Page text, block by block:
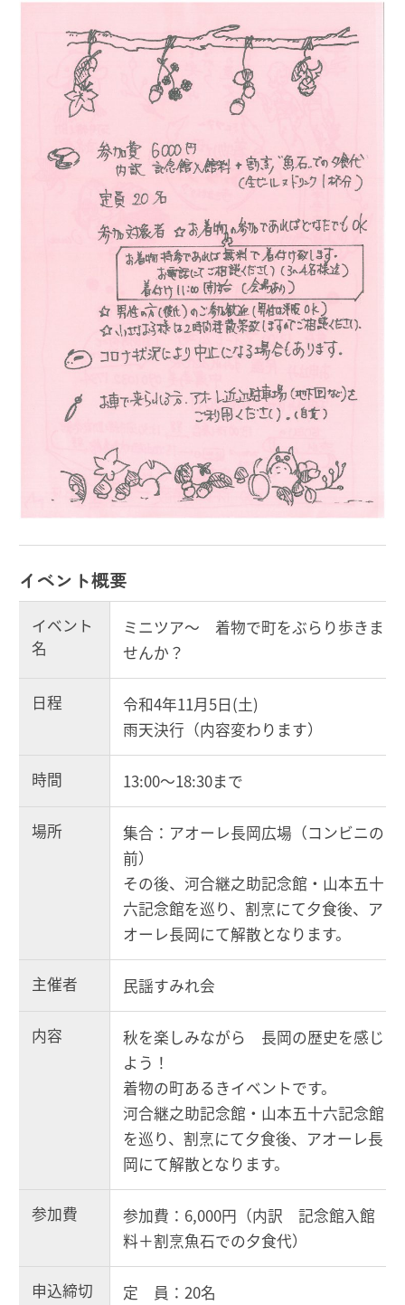
イベント概要
イベント
名
ミニツア～ 着物で町をぶらり歩きま
せんか？
日程
令和4年11月5日(土)
雨天決行（内容変わります）
時間 13:00～18:30まで
場所
集合：アオーレ長岡広場（コンビニの
前）
その後、河合継之助記念館・山本五十
六記念館を巡り、割烹にて夕食後、ア
オーレ長岡にて解散となります。
主催者 民謡すみれ会
内容
秋を楽しみながら 長岡の歴史を感じ
よう！
着物の町あるきイベントです。
河合継之助記念館・山本五十六記念館
を巡り、割烹にて夕食後、アオーレ長
岡にて解散となります。
参加費
参加費：6,000円（内訳 記念館入館
料＋割烹魚石での夕食代）
申込締切 定 員：20名